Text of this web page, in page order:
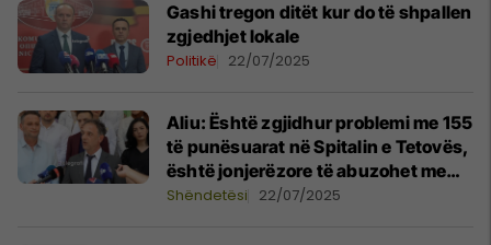
Gashi tregon ditët kur do të shpallen
zgjedhjet lokale
Politikë 22/07/2025
Aliu: Është zgjidhur problemi me 155
të punësuarat në Spitalin e Tetovës,
është jonjerëzore të abuzohet me
fatin e tyre
Shëndetësi 22/07/2025